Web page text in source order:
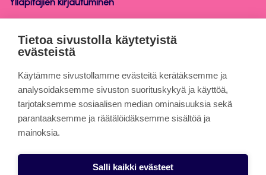
Ylläpitäjien kirjautuminen
Opetus
Tietoa sivuista
Evästeet
Saavutettavuusseloste
Tietosuojaseloste
Tietoa sivustolla käytetyistä
evästeistä
Käytämme sivustollamme evästeitä kerätäksemme ja
analysoidaksemme sivuston suorituskykyä ja käyttöä,
tarjotaksemme sosiaalisen median ominaisuuksia sekä
parantaaksemme ja räätälöidäksemme sisältöä ja
mainoksia.
Salli kaikki evästeet